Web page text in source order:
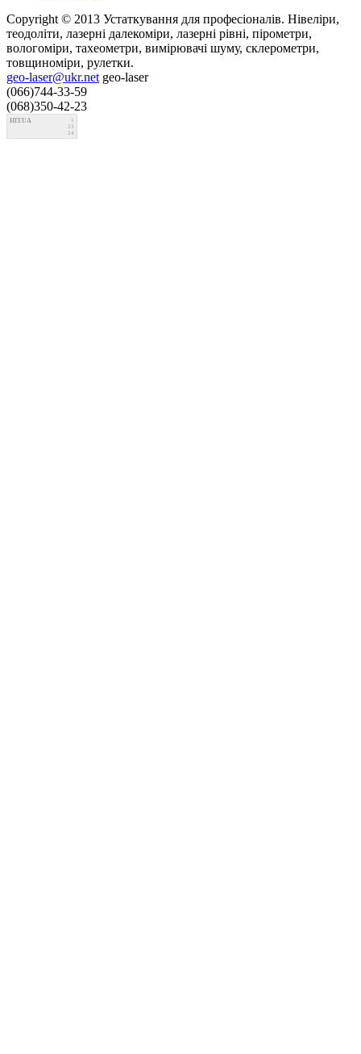
Copyright © 2013 Устаткування для професіоналів. Нівеліри,
теодоліти, лазерні далекоміри, лазерні рівні, пірометри,
вологоміри, тахеометри, вимірювачі шуму, склерометри,
товщиноміри, рулетки.
geo-laser@ukr.net geo-laser
(066)744-33-59
(068)350-42-23
HIT.UA
23
24